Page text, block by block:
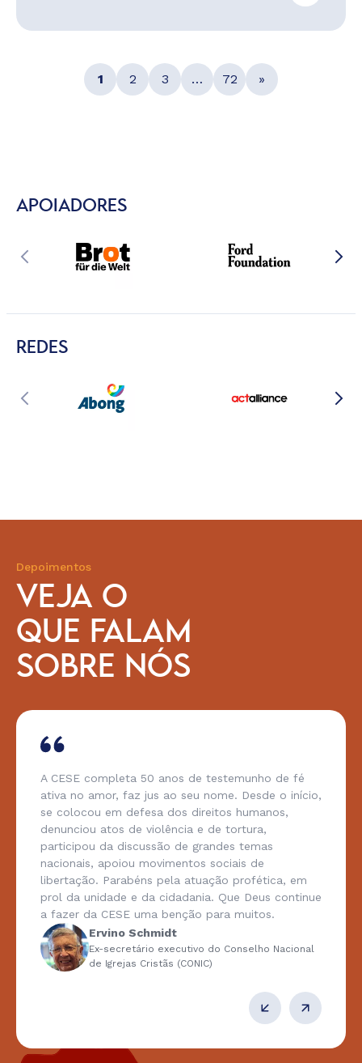
1 2 3 … 72 »
APOIADORES
REDES
Depoimentos
VEJA O
QUE FALAM
SOBRE NÓS
A CESE completa 50 anos de testemunho de fé
ativa no amor, faz jus ao seu nome. Desde o início,
se colocou em defesa dos direitos humanos,
denunciou atos de violência e de tortura,
participou da discussão de grandes temas
nacionais, apoiou movimentos sociais de
libertação. Parabéns pela atuação profética, em
prol da unidade e da cidadania. Que Deus continue
a fazer da CESE uma benção para muitos.
Ervino Schmidt
Ex-secretário executivo do Conselho Nacional
de Igrejas Cristãs (CONIC)